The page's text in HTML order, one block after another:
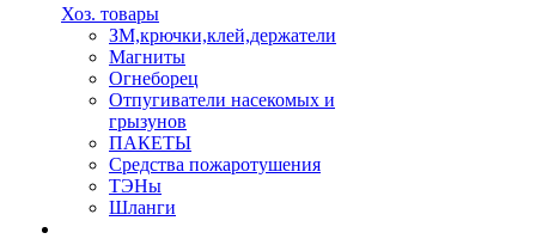
Хоз. товары
ЗМ,крючки,клей,держатели
Магниты
Огнеборец
Отпугиватели насекомых и
грызунов
ПАКЕТЫ
Средства пожаротушения
ТЭНы
Шланги